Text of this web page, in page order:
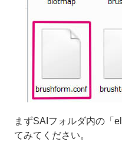
まずSAIフォルダ内の「
てみてください。